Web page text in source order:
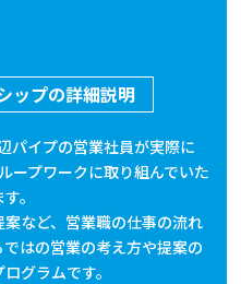
ップの詳細説明
パイプの営業社員が実際に
ープワークに取り組んでいた
。
など、営業職の仕事の流れ
はの営業の考え方や提案の
グラムです。